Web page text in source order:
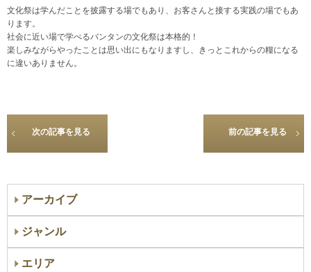
文化祭は学んだことを披露する場でもあり、お客さんと接する実践の場でもあ
ります。
社会に近い場で学べるバンタンの文化祭は本格的！
楽しみながらやったことは思い出にもなりますし、きっとこれからの糧になる
に違いありません。
次の記事を見る 前の記事を見る
アーカイブ
ジャンル
エリア